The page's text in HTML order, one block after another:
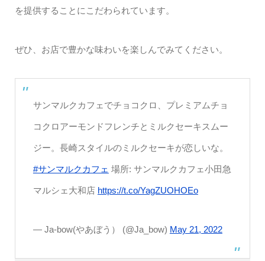
を提供することにこだわられています。
ぜひ、お店で豊かな味わいを楽しんでみてください。
サンマルクカフェでチョコクロ、プレミアムチョ
コクロアーモンドフレンチとミルクセーキスムー
ジー。長崎スタイルのミルクセーキが恋しいな。
#サンマルクカフェ 場所: サンマルクカフェ小田急
マルシェ大和店 https://t.co/YagZUOHOEo
— Ja-bow(やあぼう） (@Ja_bow) May 21, 2022